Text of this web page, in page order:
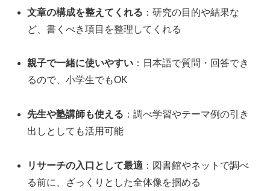
文章の構成を整えてくれる ：研究の目的や結果な
ど、書くべき項目を整理してくれる
親子で一緒に使いやすい ：日本語で質問・回答でき
るので、小学生でもOK
先生や塾講師も使える ：調べ学習やテーマ例の引き
出しとしても活用可能
リサーチの入口として最適 ：図書館やネットで調べ
る前に、ざっくりとした全体像を掴める